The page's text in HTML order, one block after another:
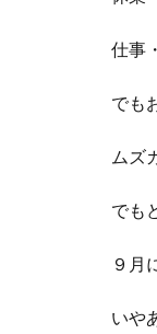
仕事
でも
ムズ
でも
９月
いや